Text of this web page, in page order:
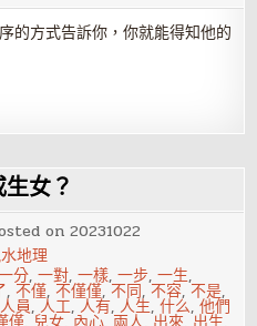
的方式告訴你，你就能得知他的
女？
on20231022
地理
分,一對,一樣,一步,一生,
,不僅,不僅僅,不同,不容,不是,
人員,人工,人有,人生,什么,他們